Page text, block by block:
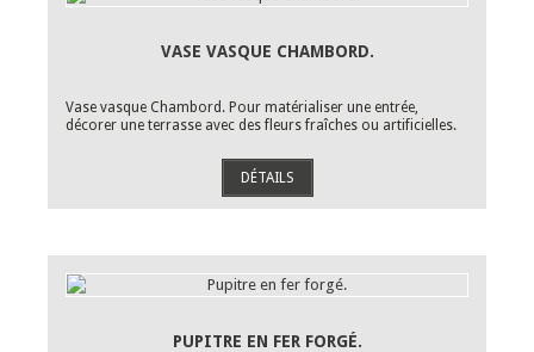
VASE VASQUE CHAMBORD.
Vase vasque Chambord. Pour matérialiser une entrée,
décorer une terrasse avec des fleurs fraîches ou artificielles.
DÉTAILS
PUPITRE EN FER FORGÉ.